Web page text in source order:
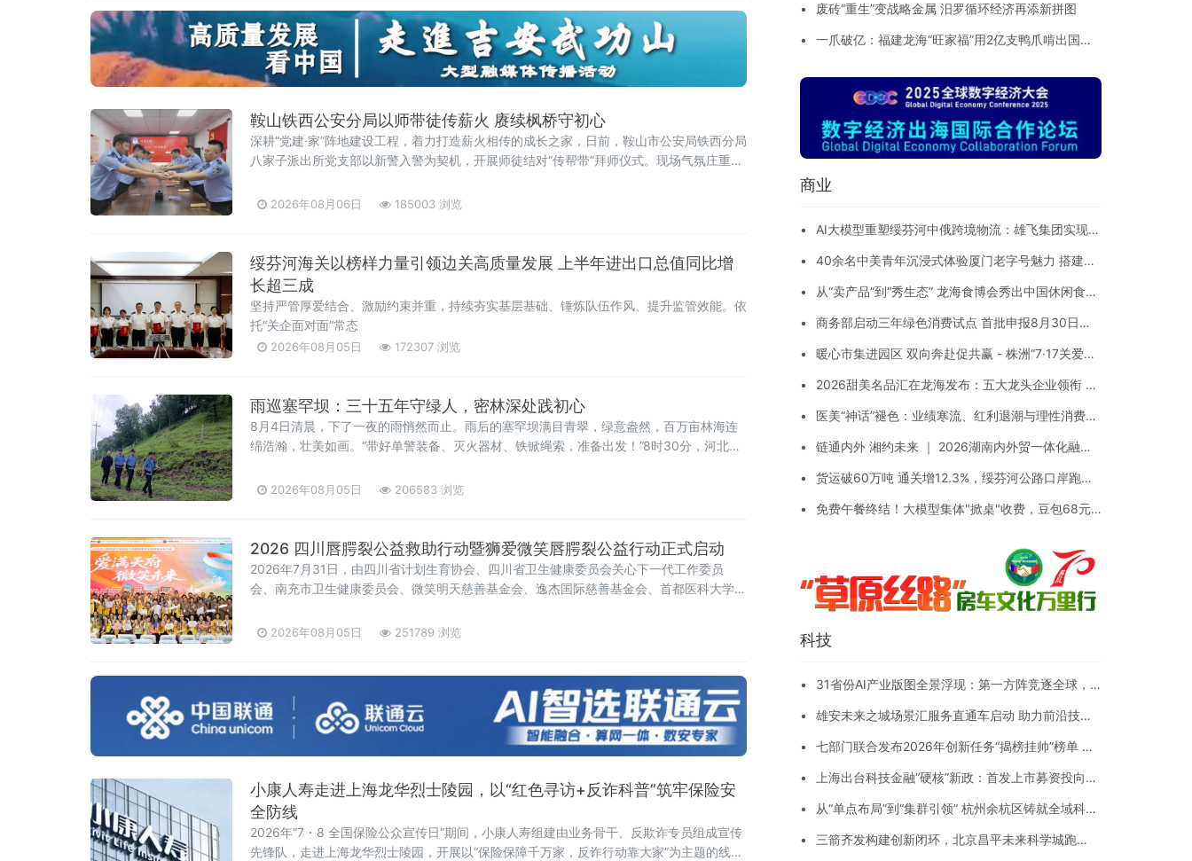
鞍山铁西公安分局以师带徒传薪火 赓续枫桥守初心
深耕“党建·家”阵地建设工程，着力打造薪火相传的成长之家，日前，鞍山市公安局铁西分局
八家子派出所党支部以新警入警为契机，开展师徒结对“传帮带”拜师仪式。现场气氛庄重而
力、激发青年民警干事创业的奋进力量。 在党员活动室内，五对师徒整齐落座。党支部副
2026年08月06日 185003 浏览
绥芬河海关以榜样力量引领边关高质量发展 上半年进出口总值同比增
长超三成
坚持严管厚爱结合、激励约束并重，持续夯实基层基础、锤炼队伍作风、提升监管效能。依
托“关企面对面”常态
2026年08月05日 172307 浏览
雨巡塞罕坝：三十五年守绿人，密林深处践初心
8月4日清晨，下了一夜的雨悄然而止。雨后的塞罕坝满目青翠，绿意盎然，百万亩林海连
绵浩瀚，壮美如画。“带好单警装备、灭火器材、铁锨绳索，准备出发！”8时30分，河北省
发，开始了当天的巡逻工作。
2026年08月05日 206583 浏览
2026 四川唇腭裂公益救助行动暨狮爱微笑唇腭裂公益行动正式启动
2026年7月31日，由四川省计划生育协会、四川省卫生健康委员会关心下一代工作委员
会、南充市卫生健康委员会、微笑明天慈善基金会、逸杰国际慈善基金会、首都医科大学附
办的 "2026 四川唇腭裂公益救助行动暨狮爱微笑唇腭裂公益行动" 启动仪式在南充隆重举
2026年08月05日 251789 浏览
小康人寿走进上海龙华烈士陵园，以“红色寻访+反诈科普”筑牢保险安
全防线
2026年“7・8 全国保险公众宣传日”期间，小康人寿组建由业务骨干、反欺诈专员组成宣传
先锋队，走进上海龙华烈士陵园，开展以“保险保障千万家，反诈行动靠大家”为主题的线下
•
废砖“重生”变战略金属 汨罗循环经济再添新拼图
•
一爪破亿：福建龙海“旺家福”用2亿支鸭爪啃出国民
商业
•
AI大模型重塑绥芬河中俄跨境物流：雄飞集团实现单
•
40余名中美青年沉浸式体验厦门老字号魅力 搭建文
•
从“卖产品”到“秀生态” 龙海食博会秀出中国休闲食
•
商务部启动三年绿色消费试点 首批申报8月30日截
•
暖心市集进园区 双向奔赴促共赢 - 株洲“7·17关爱
•
2026甜美名品汇在龙海发布：五大龙头企业领衔 开
•
医美“神话”褪色：业绩寒流、红利退潮与理性消费者
•
链通内外 湘约未来 ｜ 2026湖南内外贸一体化融合
•
货运破60万吨 通关增12.3%，绥芬河公路口岸跑出
•
免费午餐终结！大模型集体"掀桌"收费，豆包68元
科技
•
31省份AI产业版图全景浮现：第一方阵竞逐全球，
•
雄安未来之城场景汇服务直通车启动 助力前沿技术
•
七部门联合发布2026年创新任务“揭榜挂帅”榜单 六
•
上海出台科技金融“硬核”新政：首发上市募资投向科
•
从“单点布局”到“集群引领” 杭州余杭区铸就全域科
•
三箭齐发构建创新闭环，北京昌平未来科学城跑